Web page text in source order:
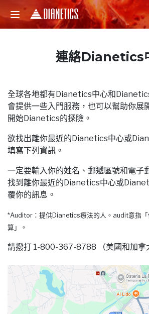
連絡Dianetics
全球各地都有Dianetics中心和
會提供一些入門服務，也可以幫助你展
開始Dianetics的探險。
欲找出離你最近的Dianetics中心或
填寫下列資訊。
一定要輸入你的姓名、郵遞區號和電子
找到離你最近的Dianetics中心或
覆你的訊息。
*Auditor：提供Dianetics療法的人。audit意指
算」。
請撥打 1-800-367-8788 （美國和加拿